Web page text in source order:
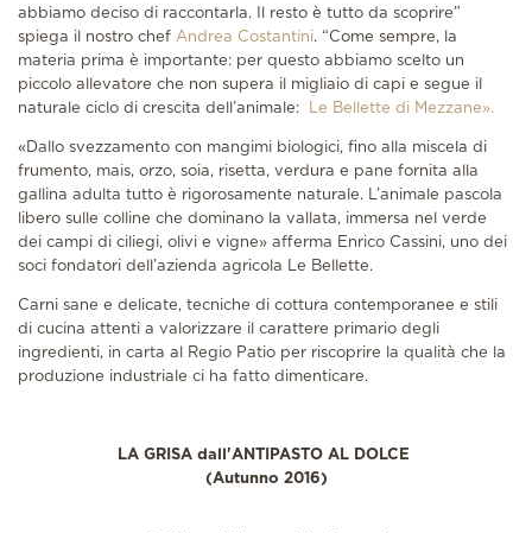
abbiamo deciso di raccontarla. Il resto è tutto da scoprire”
spiega il nostro chef Andrea Costantini. “Come sempre, la
materia prima è importante: per questo abbiamo scelto un
piccolo allevatore che non supera il migliaio di capi e segue il
naturale ciclo di crescita dell’animale:
Le Bellette di Mezzane».
«Dallo svezzamento con mangimi biologici, fino alla miscela di
frumento, mais, orzo, soia, risetta, verdura e pane fornita alla
gallina adulta tutto è rigorosamente naturale. L’animale pascola
libero sulle colline che dominano la vallata, immersa nel verde
dei campi di ciliegi, olivi e vigne» afferma Enrico Cassini, uno dei
soci fondatori dell’azienda agricola Le Bellette.
Carni sane e delicate, tecniche di cottura contemporanee e stili
di cucina attenti a valorizzare il carattere primario degli
ingredienti, in carta al Regio Patio per riscoprire la qualità che la
produzione industriale ci ha fatto dimenticare.
LA GRISA dall'ANTIPASTO AL DOLCE
(Autunno 2016)